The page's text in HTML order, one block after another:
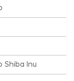
Shiba Inu